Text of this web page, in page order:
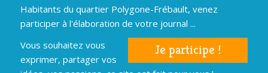
Habitants du quartier Polygone-Frébault, venez
participer à l'élaboration de votre journal ...
Je participe !
Vous souhaitez vous
exprimer, partager vos